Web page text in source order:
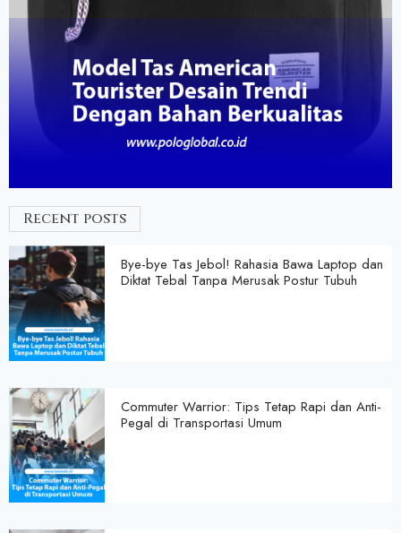
Recent posts
Bye-bye Tas Jebol! Rahasia Bawa Laptop dan
Diktat Tebal Tanpa Merusak Postur Tubuh
Commuter Warrior: Tips Tetap Rapi dan Anti-
Pegal di Transportasi Umum